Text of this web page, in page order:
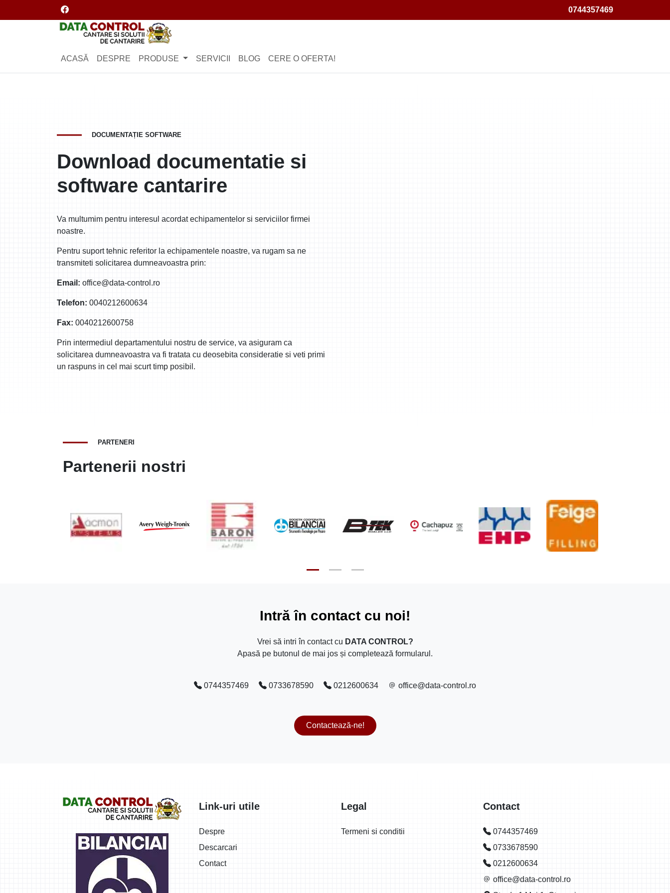
Facebook
0744357469
ACASĂ DESPRE PRODUSE SERVICII BLOG CERE O OFERTA!
DOCUMENTAȚIE SOFTWARE
Download documentatie si
software cantarire
Va multumim pentru interesul acordat echipamentelor si serviciilor firmei
noastre.
Pentru suport tehnic referitor la echipamentele noastre, va rugam sa ne
transmiteti solicitarea dumneavoastra prin:
Email: office@data-control.ro
Telefon: 0040212600634
Fax: 0040212600758
Prin intermediul departamentului nostru de service, va asiguram ca
solicitarea dumneavoastra va fi tratata cu deosebita consideratie si veti primi
un raspuns in cel mai scurt timp posibil.
PARTENERI
Partenerii nostri
Intră în contact cu noi!
Vrei să intri în contact cu DATA CONTROL?
Apasă pe butonul de mai jos și completează formularul.
0744357469 0733678590 0212600634 office@data-control.ro
Contactează-ne!
Link-uri utile
Despre
Descarcari
Contact
Legal
Termeni si conditii
Contact
0744357469
0733678590
0212600634
office@data-control.ro